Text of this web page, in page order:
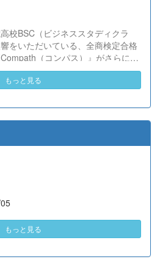
という広いフィールドで本領を発
いです。 教養科生、どんどん外へ
心と行動力を磨き、世界を笑顔に
していく皆さんを応援していま
校BSC（ビジネススタディクラ
をいただいている、全商検定合格
（コンパス）』がさらにバ
した。 今回もユーザーの皆様か
のご意見をもとに、BSC部員のプ
。今回のアップデートでは、ビジ
ス文書・情報処理・商業経済・財
ニケーションなど各ジャンルに及
数の大幅増加をはじめ、英語翻訳
大など視認性の改善、SEO対策
サイト動作の快適化を実施しまし
力でより学びやすいサイトへと進
）』をご活用ください。 全商検定
「Compath（コンパス）」 ■ 生徒
もっと見る
もっと見る